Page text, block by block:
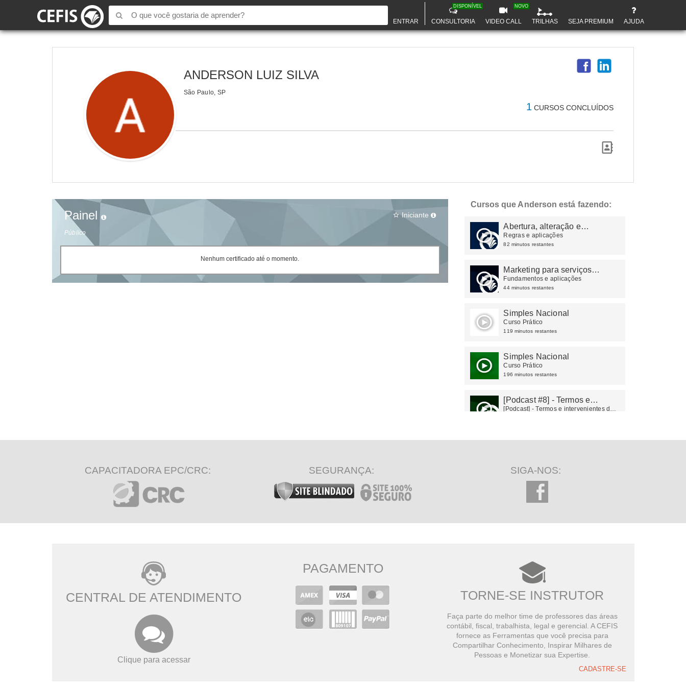
ENTRAR CONSULTORIA
DISPONÍVEL
VIDEO CALL
NOVO
TRILHAS SEJA PREMIUM AJUDA
ANDERSON LUIZ SILVA
São Paulo, SP
1 CURSOS CONCLUÍDOS
Painel
Público
star_border Iniciante
Nenhum certificado até o momento.
Cursos que Anderson está fazendo:
Abertura, alteração e
encerramento de empresas
Regras e aplicações
82 minutos restantes
Marketing para serviços
contábeis
Fundamentos e aplicações
44 minutos restantes
Simples Nacional
Curso Prático
119 minutos restantes
Simples Nacional
Curso Prático
196 minutos restantes
[Podcast #8] - Termos e
intervenientes do CTe
[Podcast] - Termos e intervenientes do
Escrituração fiscal e as boas
63 minutos restantes
CAPACITADORA EPC/CRC: SEGURANÇA: SIGA-NOS:
CENTRAL DE ATENDIMENTO
Clique para acessar
PAGAMENTO
TORNE-SE INSTRUTOR
Faça parte do melhor time de professores das áreas
contábil, fiscal, trabalhista, legal e gerencial. A CEFIS
fornece as Ferramentas que você precisa para
Compartilhar Conhecimento, Inspirar Milhares de
Pessoas e Monetizar sua Expertise.
CADASTRE-SE